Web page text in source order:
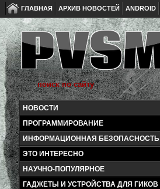
ГЛАВНАЯ АРХИВ НОВОСТЕЙ ANDROID
НОВОСТИ
ПРОГРАММИРОВАНИЕ
ИНФОРМАЦИОННАЯ БЕЗОПАСНОСТЬ
ЭТО ИНТЕРЕСНО
НАУЧНО-ПОПУЛЯРНОЕ
ГАДЖЕТЫ И УСТРОЙСТВА ДЛЯ ГИКОВ